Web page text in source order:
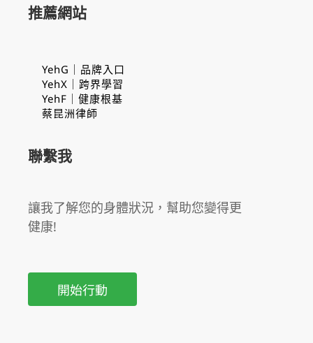
推薦網站
YehG｜品牌入口
YehX｜跨界學習
YehF｜健康根基
蔡昆洲律師
聯繫我
讓我了解您的身體狀況，幫助您變得更
健康!
開始行動